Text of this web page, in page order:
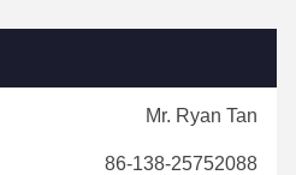
Mr. Ryan Tan
86-138-25752088